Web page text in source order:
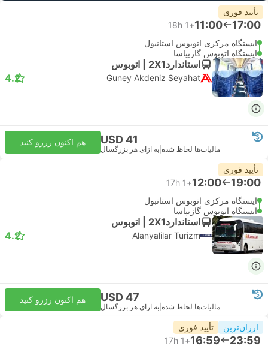
تأیید فوری
17:00
11:00
+1
18h
ایستگاه مرکزی اتوبوس استانبول
ایستگاه اتوبوس گازیپاسا
استاندارد2X1 | اتوبوس
Guney Akdeniz Seyahat
4.2
USD 41
مالیات‌ها لحاظ شده به ازای هر بزرگسال
هم اکنون رزرو کنید
تأیید فوری
19:00
12:00
+1
17h
ایستگاه مرکزی اتوبوس استانبول
ایستگاه اتوبوس گازیپاسا
استاندارد2X1 | اتوبوس
Alanyalilar Turizm
4.2
USD 47
مالیات‌ها لحاظ شده به ازای هر بزرگسال
هم اکنون رزرو کنید
ارزان‌ترین تأیید فوری
23:59
16:59
+1
17h